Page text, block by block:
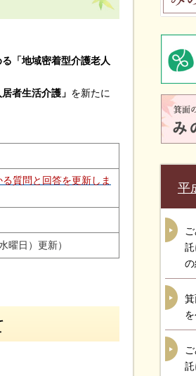
「地域密着型介護老人
者生活介護」 を新たに
質問と回答を更新しま
曜日）更新）
平